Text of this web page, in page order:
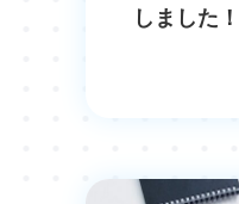
しました！